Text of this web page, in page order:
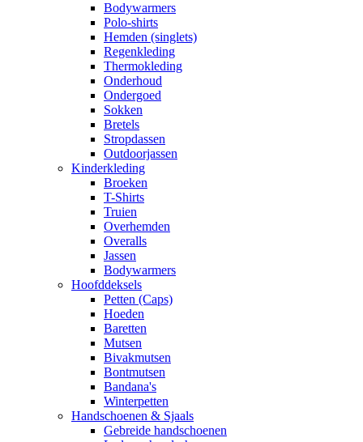
Bodywarmers
Polo-shirts
Hemden (singlets)
Regenkleding
Thermokleding
Onderhoud
Ondergoed
Sokken
Bretels
Stropdassen
Outdoorjassen
Kinderkleding
Broeken
T-Shirts
Truien
Overhemden
Overalls
Jassen
Bodywarmers
Hoofddeksels
Petten (Caps)
Hoeden
Baretten
Mutsen
Bivakmutsen
Bontmutsen
Bandana's
Winterpetten
Handschoenen & Sjaals
Gebreide handschoenen